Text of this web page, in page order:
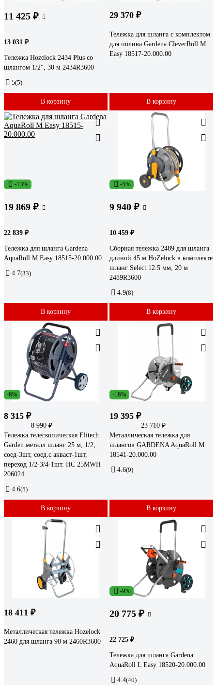
11 425 ₽
13 031 ₽
Тележка Hozelock 2434 Plus со
шлангом 1/2", 30 м 2434R3600
5(5)
В корзину
29 370 ₽
Тележка для шланга с комплектом
для полива Gardena CleverRoll M
Easy 18517-20.000.00
В корзину
-13%
19 869 ₽
22 839 ₽
Тележка для шланга Gardena
AquaRoll M Easy 18515-20.000.00
4.7(33)
В корзину
-5%
9 940 ₽
10 459 ₽
Сборная тележка 2489 для шланга
длиной 45 м HoZelock в комплекте
шланг Select 12.5 мм, 20 м
2489R3600
4.9(8)
В корзину
-8%
8 315 ₽
8 990 ₽
Тележка телескопическая Elitech
Garden металл шланг 25 м, 1/2;
соед-3шт, соед.с акваст-1шт,
переход 1/2-3/4-1шт. HC 25MWH
206024
4.6(5)
В корзину
-18%
19 395 ₽
23 710 ₽
Металлическая тележка для
шлангов GARDENA AquaRoll M
18541-20.000.00
4.6(9)
В корзину
18 411 ₽
Металлическая тележка Hozelock
2460 для шланга 90 м 2460R3600
-9%
20 775 ₽
22 725 ₽
Тележка для шланга Gardena
AquaRoll L Easy 18520-20.000.00
4.4(40)